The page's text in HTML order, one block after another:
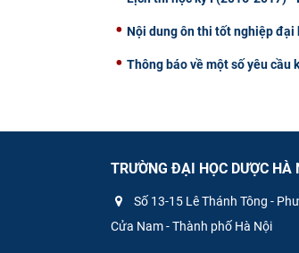
Nội dung ôn thi tốt nghiệp đại
Thông báo về một số yêu
TRƯỜNG ĐẠI HỌC DƯỢC HÀ
Số 13-15 Lê Thánh Tông -
Cửa Nam - Thành phố Hà Nội